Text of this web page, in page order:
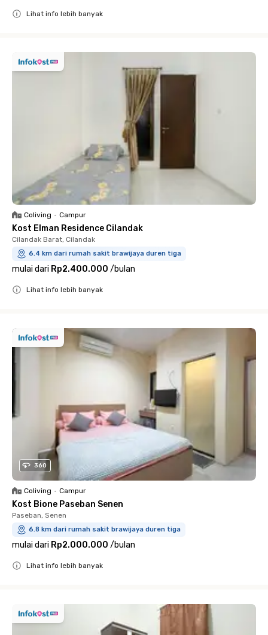
Lihat info lebih banyak
Coliving • Campur
Kost Elman Residence Cilandak
Cilandak Barat, Cilandak
6.4 km dari rumah sakit brawijaya duren tiga
mulai dari Rp2.400.000 /bulan
Lihat info lebih banyak
360
Coliving • Campur
Kost Bione Paseban Senen
Paseban, Senen
6.8 km dari rumah sakit brawijaya duren tiga
mulai dari Rp2.000.000 /bulan
Lihat info lebih banyak